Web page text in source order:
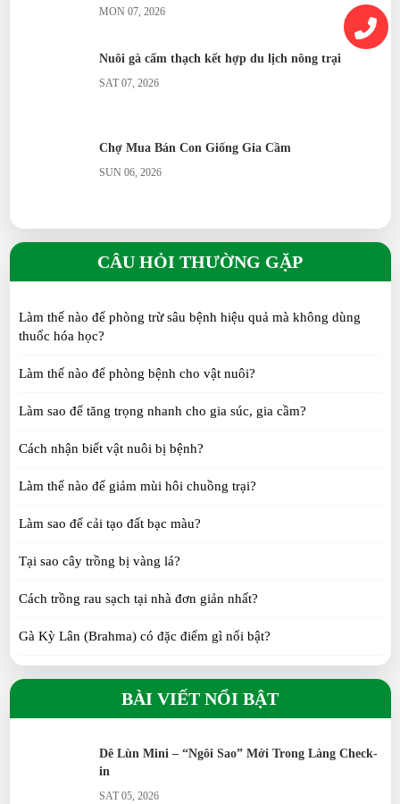
MON 07, 2026
Nuôi gà cẩm thạch kết hợp du lịch nông trại
SAT 07, 2026
Chợ Mua Bán Con Giống Gia Cầm
SUN 06, 2026
Cầm Hiệu Quả Tại Nhà
SUN 06, 2026
Chia Sẻ Kiến Thức Và Kinh Nghiệm Chăm Sóc Vật
Nuôi Và Cây Trồng
SUN 06, 2026
Vì Sao Nhiều Nông Dân Chuyển Từ Nuôi Gà Ta
SUN 06, 2026
in
2 Giống Gà Siêu Trứng Được Săn Lùng Nhiều Nhất
SUN 05, 2026
SAT 05, 2026
CÂU HỎI THƯỜNG GẶP
Làm thế nào để phòng trừ sâu bệnh hiệu quả mà không dùng
thuốc hóa học?
Làm thế nào để phòng bệnh cho vật nuôi?
Làm sao để tăng trọng nhanh cho gia súc, gia cầm?
Cách nhận biết vật nuôi bị bệnh?
Làm thế nào để giảm mùi hôi chuồng trại?
Làm sao để cải tạo đất bạc màu?
Tại sao cây trồng bị vàng lá?
Cách trồng rau sạch tại nhà đơn giản nhất?
Gà Kỳ Lân (Brahma) có đặc điểm gì nổi bật?
Gà Serama có phải giống gà nhỏ nhất thế giới?
BÀI VIẾT NỔI BẬT
Dê Lùn Mini – “Ngôi Sao” Mới Trong Làng Check-
in
SAT 05, 2026